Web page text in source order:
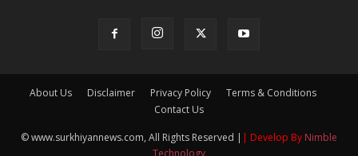
About Us Disclaimer Privacy Policy
Terms & Conditions
Contact Us
© www.surkhiyannews.com, All Rights Reserved | | Develop By Nimble